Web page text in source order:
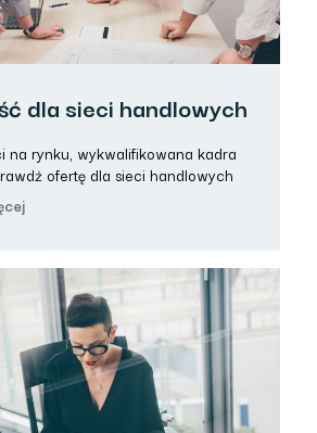
dla sieci handlowych
na rynku, wykwalifikowana kadra
ofertę dla sieci handlowych